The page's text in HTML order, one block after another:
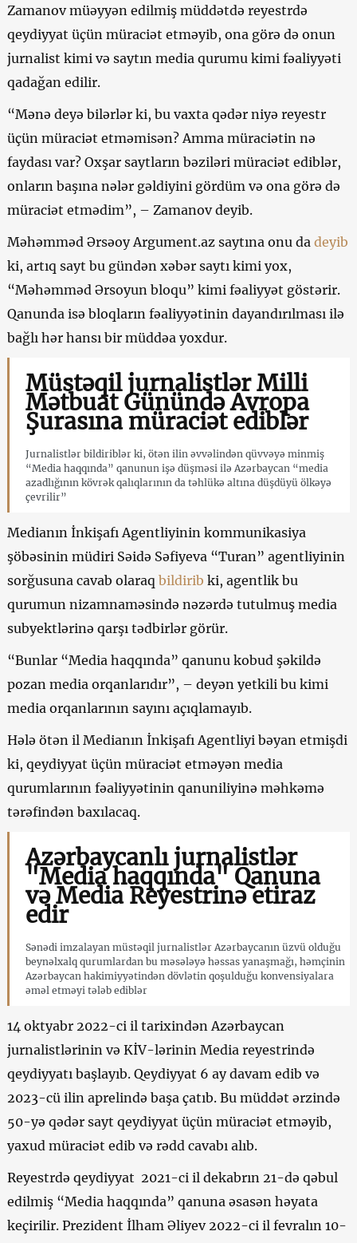
Zamanov müəyyən edilmiş müddətdə reyestrdə
qeydiyyat üçün müraciət etməyib, ona görə də onun
jurnalist kimi və saytın media qurumu kimi fəaliyyəti
qadağan edilir.
“Mənə deyə bilərlər ki, bu vaxta qədər niyə reyestr
üçün müraciət etməmisən? Amma müraciətin nə
faydası var? Oxşar saytların bəziləri müraciət ediblər,
onların başına nələr gəldiyini gördüm və ona görə də
müraciət etmədim”, – Zamanov deyib.
Məhəmməd Ərsəoy Argument.az saytına onu da deyib
ki, artıq sayt bu gündən xəbər saytı kimi yox,
“Məhəmməd Ərsoyun bloqu” kimi fəaliyyət göstərir.
Qanunda isə bloqların fəaliyyətinin dayandırılması ilə
bağlı hər hansı bir müddəa yoxdur.
Müstəqil jurnalistlər Milli
Mətbuat Günündə Avropa
Şurasına müraciət ediblər
Jurnalistlər bildiriblər ki, ötən ilin əvvəlindən qüvvəyə minmiş
“Media haqqında” qanunun işə düşməsi ilə Azərbaycan “media
azadlığının kövrək qalıqlarının da təhlükə altına düşdüyü ölkəyə
çevrilir”
Medianın İnkişafı Agentliyinin kommunikasiya
şöbəsinin müdiri Səidə Səfiyeva “Turan” agentliyinin
sorğusuna cavab olaraq bildirib ki, agentlik bu
qurumun nizamnaməsində nəzərdə tutulmuş media
subyektlərinə qarşı tədbirlər görür.
“Bunlar “Media haqqında” qanunu kobud şəkildə
pozan media orqanlarıdır”, – deyən yetkili bu kimi
media orqanlarının sayını açıqlamayıb.
Hələ ötən il Medianın İnkişafı Agentliyi bəyan etmişdi
ki, qeydiyyat üçün müraciət etməyən media
qurumlarının fəaliyyətinin qanuniliyinə məhkəmə
tərəfindən baxılacaq.
Azərbaycanlı jurnalistlər
"Media haqqında" Qanuna
və Media Reyestrinə etiraz
edir
Sənədi imzalayan müstəqil jurnalistlər Azərbaycanın üzvü olduğu
beynəlxalq qurumlardan bu məsələyə həssas yanaşmağı, həmçinin
Azərbaycan hakimiyyətindən dövlətin qoşulduğu konvensiyalara
əməl etməyi tələb ediblər
14 oktyabr 2022-ci il tarixindən Azərbaycan
jurnalistlərinin və KİV-lərinin Media reyestrində
qeydiyyatı başlayıb. Qeydiyyat 6 ay davam edib və
2023-cü ilin aprelində başa çatıb. Bu müddət ərzində
50-yə qədər sayt qeydiyyat üçün müraciət etməyib,
yaxud müraciət edib və rədd cavabı alıb.
Reyestrdə qeydiyyat 2021-ci il dekabrın 21-də qəbul
edilmiş “Media haqqında” qanuna əsasən həyata
keçirilir. Prezident İlham Əliyev 2022-ci il fevralın 10-